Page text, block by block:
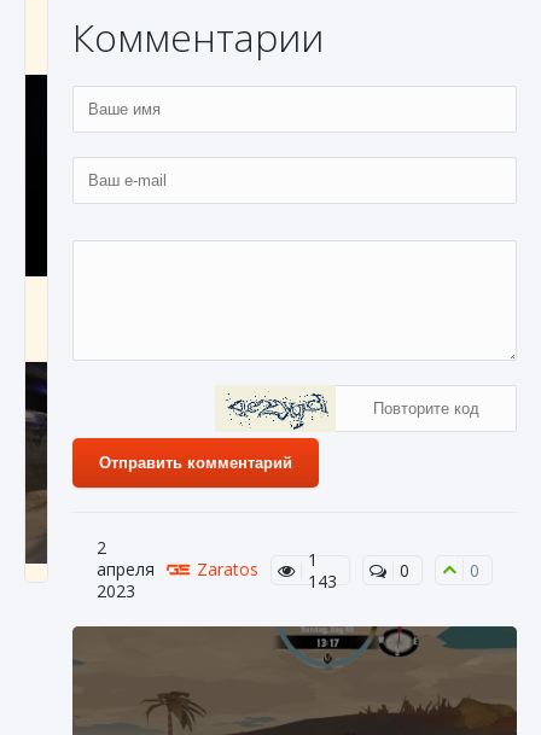
9 августа 2024 1 337
Как исправить неработающие награды For
1 205 0 0
Комментарии
Отправить комментарий
2
апреля
2023
Zaratos
1
143
0 0